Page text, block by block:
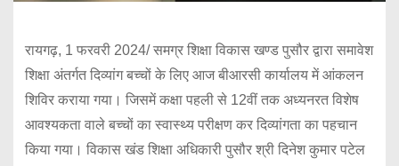
रायगढ़, 1 फरवरी 2024/ समग्र शिक्षा विकास खण्ड पुसौर द्वारा समावेश
शिक्षा अंतर्गत दिव्यांग बच्चों के लिए आज बीआरसी कार्यालय में आंकलन
शिविर कराया गया। जिसमें कक्षा पहली से 12वीं तक अध्यनरत विशेष
आवश्यकता वाले बच्चों का स्वास्थ्य परीक्षण कर दिव्यांगता का पहचान
किया गया। विकास खंड शिक्षा अधिकारी पुसौर श्री दिनेश कुमार पटेल